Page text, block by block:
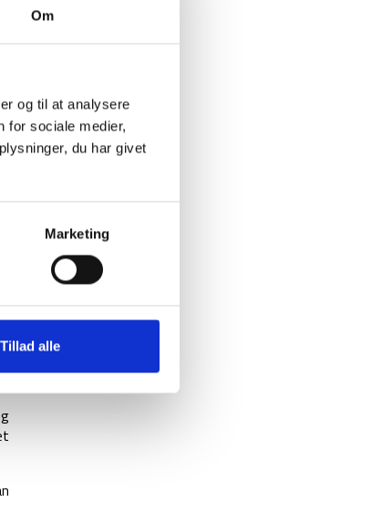
Om
og til at analysere
for sociale medier,
du har givet
Marketing
Tillad alle